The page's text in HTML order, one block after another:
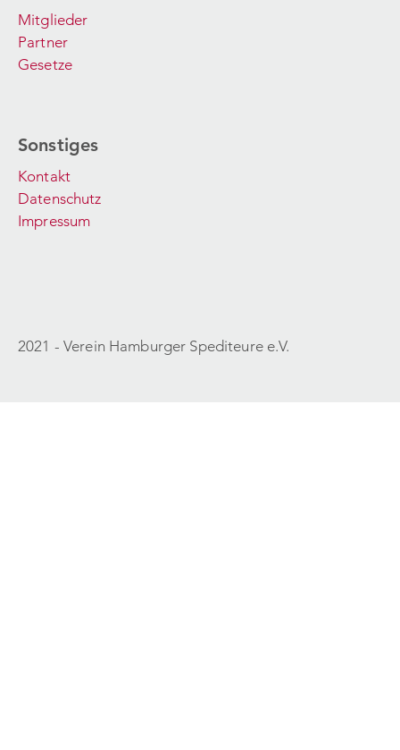
Mitglieder
Partner
Gesetze
Sonstiges
Kontakt
Datenschutz
Impressum
2021 - Verein Hamburger Spediteure e.V.